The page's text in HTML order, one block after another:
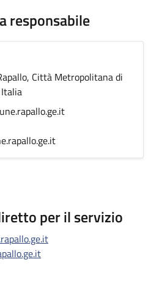
responsabile
Città Metropolitana di
per il servizio